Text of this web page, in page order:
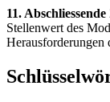
11.
Stellenwert des
Herausforderungen